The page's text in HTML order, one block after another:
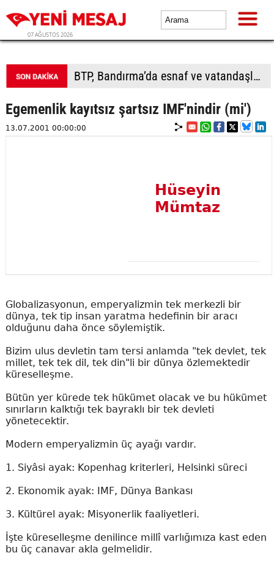
07 AĞUSTOS 2026
BTP, Bandırma’da esnaf ve vatandaşla buluştu
Egemenlik kayıtsız şartsız IMF'nindir (mi')
13.07.2001 00:00:00
Hüseyin
Mümtaz
Globalizasyonun, emperyalizmin tek merkezli bir
dünya, tek tip insan yaratma hedefinin bir aracı
olduğunu daha önce söylemiştik.
Bizim ulus devletin tam tersi anlamda "tek devlet, tek
millet, tek tek dil, tek din"li bir dünya özlemektedir
küreselleşme.
Bütün yer kürede tek hükümet olacak ve bu hükümet
sınırların kalktığı tek bayraklı bir tek devleti
yönetecektir.
Modern emperyalizmin üç ayağı vardır.
1. Siyâsi ayak: Kopenhag kriterleri, Helsinki süreci
2. Ekonomik ayak: IMF, Dünya Bankası
3. Kültürel ayak: Misyonerlik faaliyetleri.
İşte küreselleşme denilince millî varlığımıza kast eden
bu üç canavar akla gelmelidir.